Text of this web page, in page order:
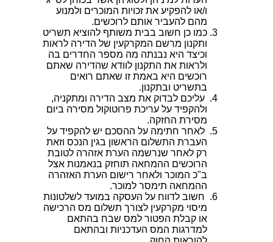
ו/או להפקיע את זכויות המוכרים ולמנוע
מהם להעביר אותם לרוכשים.
כמו כן חשוב בבית משותף להוציא תשריט
ותקנון מרשם המקרקעין של הדירה לראות
וכיצד היא נבנתה מה מספר החדרים בה
ולראות את התקנון לוודא שהדירה שאתם
רוכשים היא באמת זו שאתם רואים
בתשריט ובתקנון.
עליכם לבדוק את מצב הדירה ומתקניה,
ולהקפיד על עריכת פרוטוקול מסירה ביום
מסירת החזקה.
לאחר חתימה על ההסכם יש להקפיד על
העברת התשלום הראשון בגין הנכס וזאת
רק לאחר שנרשמה הערת אזהרה לטובת
הרוכשים ההמחאה תוחזק בנאמנות אצל
ב"כ המוכר ולאחר רישום הערת האזהרה
ההמחאה תימסר למוכר.
חשוב לדווח על העסקה במועד לשלטונות
מיסוי מקרקעין לצורך תשלום מס הרכישה
או קבלת הפטור למס שבח בהתאם
למדרגות המס העדכניות ובהתאם